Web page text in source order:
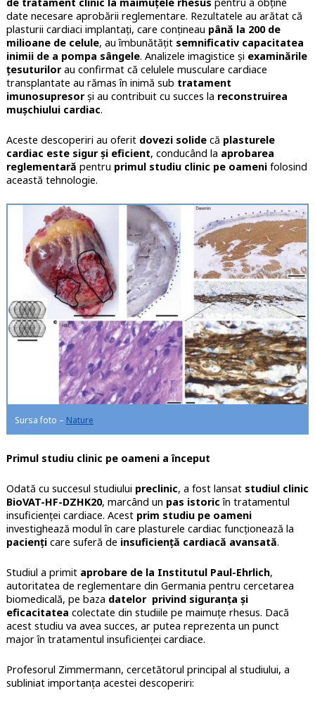
date necesare aprobării reglementare. Rezultatele au arătat că
plasturii cardiaci implantați, care conțineau până la 200 de
milioane de celule, au îmbunătățit semnificativ capacitatea
inimii de a pompa sângele. Analizele imagistice și examinările
țesuturilorau confirmat că celulele musculare cardiace
transplantate au rămas în inimă sub tratament
imunosupresorși au contribuit cu succes la reconstruirea
mușchiului cardiac.
Aceste descoperiri au oferit dovezi solidecă plasturele
cardiac este sigur și eficient, conducând la aprobarea
reglementară pentru primul studiu clinic pe oamenifolosind
această tehnologie.
Sursa foto – Nature
Primul studiu clinic pe oameni a început
Odată cu succesul studiului preclinic, a fost lansat studiul clinic
BioVAT-HF-DZHK20, marcând un pas istoric în tratamentul
insuficienței cardiace. Acest prim studiu pe oameni
investighează modul în care plasturele cardiac funcționează la
pacienți care suferă de insuficiență cardiacă avansată.
Studiul a primit aprobare de la Institutul Paul-Ehrlich,
autoritatea de reglementare din Germania pentru cercetarea
biomedicală, pe baza datelor privind siguranța și
eficacitatea colectate din studiile pe maimuțe rhesus. Dacă
acest studiu va avea succes, ar putea reprezenta un punct
major în tratamentul insuficienței cardiace.
Profesorul Zimmermann, cercetătorul principal al studiului, a
subliniat importanța acestei descoperiri: